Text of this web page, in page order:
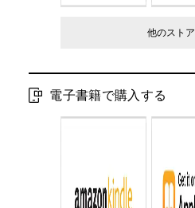
他のストア
電子書籍で購入する